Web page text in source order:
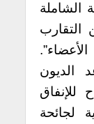
الشاملة
التقارب
الديون
للإنفاق
لجائحة